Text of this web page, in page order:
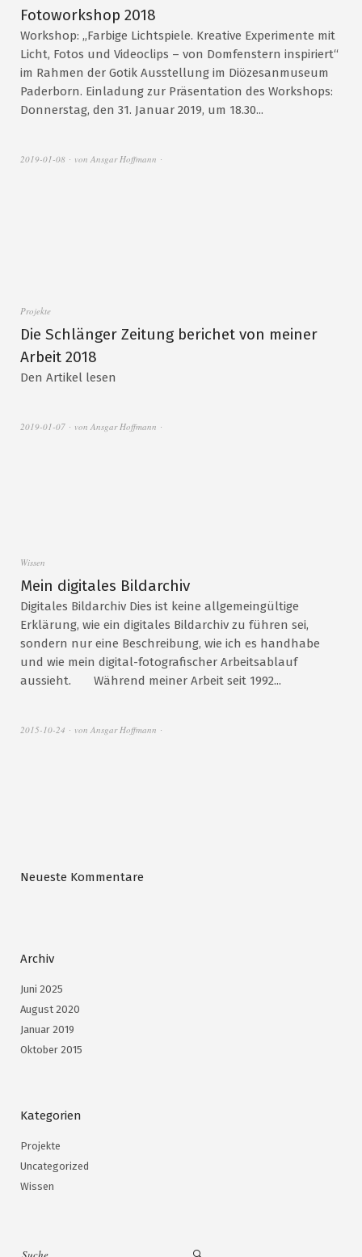
Fotoworkshop 2018
Workshop: „Farbige Lichtspiele. Kreative Experimente mit
Licht, Fotos und Videoclips – von Domfenstern inspiriert“
im Rahmen der Gotik Ausstellung im Diözesanmuseum
Paderborn. Einladung zur Präsentation des Workshops:
Donnerstag, den 31. Januar 2019, um 18.30...
2019-01-08 von Ansgar Hoffmann
Projekte
Die Schlänger Zeitung berichet von meiner
Arbeit 2018
Den Artikel lesen
2019-01-07 von Ansgar Hoffmann
Wissen
Mein digitales Bildarchiv
Digitales Bildarchiv Dies ist keine allgemeingültige
Erklärung, wie ein digitales Bildarchiv zu führen sei,
sondern nur eine Beschreibung, wie ich es handhabe
und wie mein digital-fotografischer Arbeitsablauf
aussieht. Während meiner Arbeit seit 1992...
2015-10-24 von Ansgar Hoffmann
Neueste Kommentare
Archiv
Juni 2025
August 2020
Januar 2019
Oktober 2015
Kategorien
Projekte
Uncategorized
Wissen